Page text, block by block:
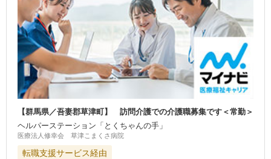
【群馬県／吾妻郡草津町】 訪問介護での介護職募集です＜常勤＞
ヘルパーステーション「とくちゃんの手」
医療法人修幸会 草津こまくさ病院
転職支援サービス経由